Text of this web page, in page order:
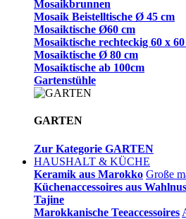
Mosaikbrunnen
Mosaik Beistelltische Ø 45 cm
Mosaiktische Ø60 cm
Mosaiktische rechteckig 60 x
Mosaiktische Ø 80 cm
Mosaiktische ab 100cm
Gartenstühle
GARTEN
Zur Kategorie GARTEN
HAUSHALT & KÜCHE
Keramik aus Marokko Große
Küchenaccessoires aus
Tajine
Marokkanische Teeaccessoires